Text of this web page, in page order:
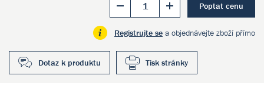
Poptat cenu
Registrujte se a objednávejte zboží přímo
Dotaz k produktu Tisk stránky